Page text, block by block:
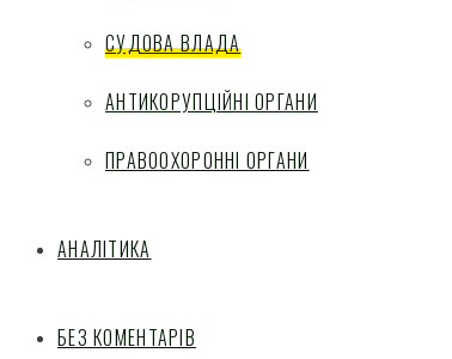
СУДОВА ВЛАДА
АНТИКОРУПЦІЙНІ ОРГАНИ
ПРАВООХОРОННІ ОРГАНИ
АНАЛІТИКА
БЕЗ КОМЕНТАРІВ